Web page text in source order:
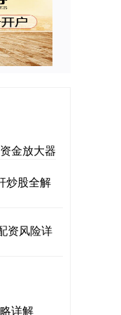
金放大器
炒股全解
资风险详
详解